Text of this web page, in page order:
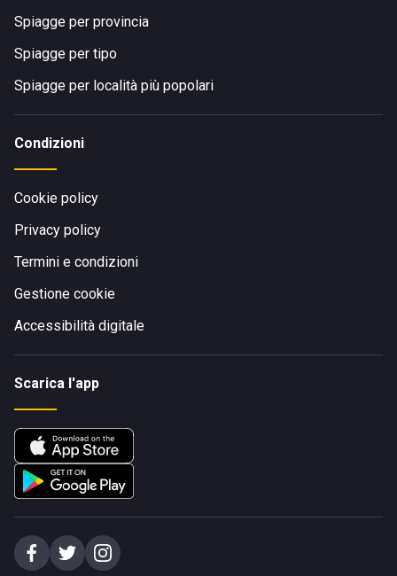
Spiagge per provincia
Spiagge per tipo
Spiagge per località più popolari
Condizioni
Cookie policy
Privacy policy
Termini e condizioni
Gestione cookie
Accessibilità digitale
Scarica l'app